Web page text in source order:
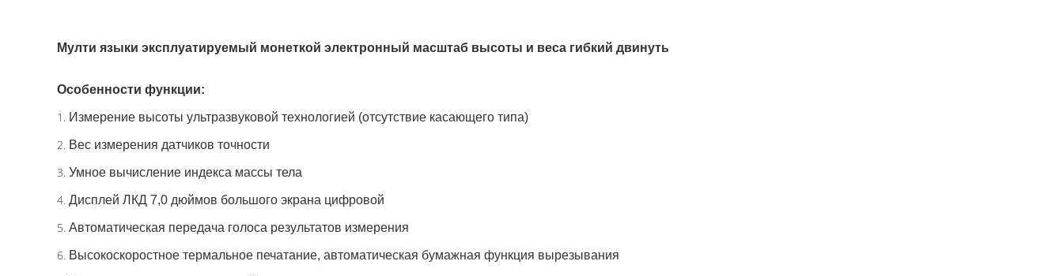
Мулти языки эксплуатируемый монеткой электронный масштаб высоты и веса гибкий двинуть
Особенности функции:
1. Измерение высоты ультразвуковой технологией (отсутствие касающего типа)
2. Вес измерения датчиков точности
3. Умное вычисление индекса массы тела
4. Дисплей ЛКД 7,0 дюймов большого экрана цифровой
5. Автоматическая передача голоса результатов измерения
6. Высокоскоростное термальное печатание, автоматическая бумажная функция вырезывания